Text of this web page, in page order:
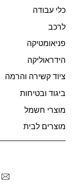
כלי עבודה
לרכב
פניאומטיקה
הידראוליקה
ציוד קשירה והרמה
ביגוד ובטיחות
מוצרי חשמל
מוצרים לבית